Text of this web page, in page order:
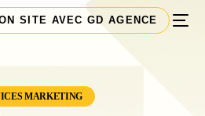
SITE AVEC GD AGENCE
MARKETING